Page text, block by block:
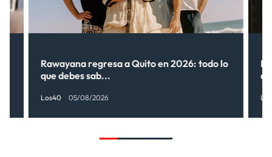
Rawayana regresa a Quito en 2026: todo lo
que debes sab...
Los40 05/08/2026